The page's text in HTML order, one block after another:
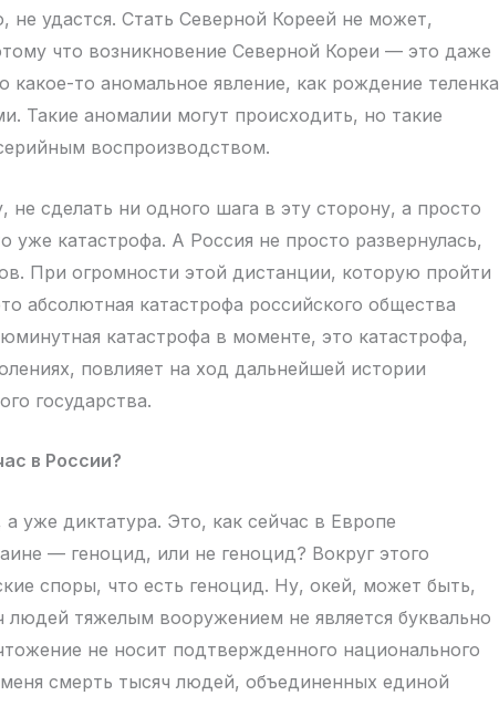
не удастся. Стать Северной Кореей не может,
что возникновение Северной Кореи — это даже
то аномальное явление, как рождение теленка
Такие аномалии могут происходить, но такие
воспроизводством.
сделать ни одного шага в эту сторону, а просто
уже катастрофа. А Россия не просто развернулась,
При огромности этой дистанции, которую пройти
абсолютная катастрофа российского общества
катастрофа в моменте, это катастрофа,
повлияет на ход дальнейшей истории
государства.
в России?
уже диктатура. Это, как сейчас в Европе
— геноцид, или не геноцид? Вокруг этого
споры, что есть геноцид. Ну, окей, может быть,
тяжелым вооружением не является буквально
не носит подтвержденного национального
смерть тысяч людей, объединенных единой